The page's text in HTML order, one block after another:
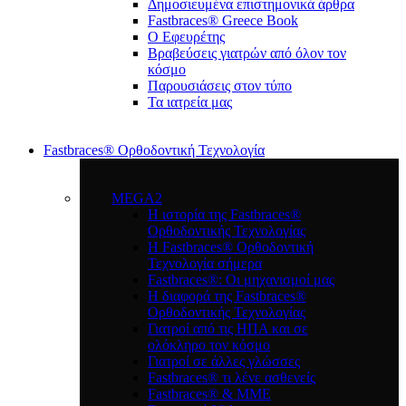
Δημοσιευμένα επιστημονικά άρθρα
Fastbraces® Greece Book
Ο Εφευρέτης
Bραβεύσεις γιατρών από όλον τον
κόσμο
Παρουσιάσεις στον τύπο
Τα ιατρεία μας
Fastbraces® Ορθοδοντική Τεχνολογία
MEGA2
Η ιστορία της Fastbraces®
Ορθοδοντικής Τεχνολογίας
H Fastbraces® Ορθοδοντική
Τεχνολογία σήμερα
Fastbraces®: Οι μηχανισμοί μας
Η διαφορά της Fastbraces®
Ορθοδοντικής Τεχνολογίας
Γιατροί από τις ΗΠΑ και σε
ολόκληρο τον κόσμο
Γιατροί σε άλλες γλώσσες
Fastbraces® τι λένε ασθενείς
Fastbraces® & ΜΜΕ